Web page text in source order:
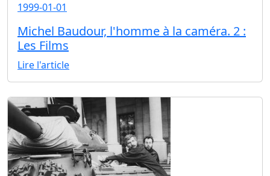
1999-01-01
Michel Baudour, l'homme à la caméra. 2 :
Les Films
Lire l'article